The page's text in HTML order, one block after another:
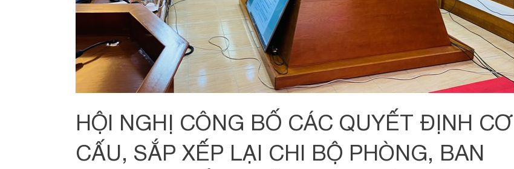
HỘI NGHỊ CÔNG BỐ CÁC QUYẾT ĐỊNH CƠ
CẤU, SẮP XẾP LẠI CHI BỘ PHÒNG, BAN